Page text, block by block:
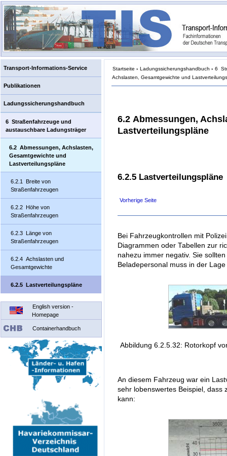
Transport-Informations-Service
Publikationen
Ladungssicherungshandbuch
6 Straßenfahrzeuge und
austauschbare Ladungsträger
6.2 Abmessungen, Achslasten,
Gesamtgewichte und
Lastverteilungspläne
6.2.1 Breite von
Straßenfahrzeugen
6.2.2 Höhe von
Straßenfahrzeugen
6.2.3 Länge von
Straßenfahrzeugen
6.2.4 Achslasten und
Gesamtgewichte
6.2.5 Lastverteilungspläne
English version -
Homepage
Containerhandbuch
Startseite › Ladungssicherungshandbuch › 6
Achslasten, Gesamtgewichte und
6.2 Abmessungen,
Lastverteilungspläne
6.2.5 Lastverteilungspläne
Vorherige Seite
Bei Fahrzeugkontrollen mit
Diagrammen oder Tabellen zur
nahezu immer negativ. Sie
Beladepersonal muss in der
Abbildung 6.2.5.32: Rotorkopf
An diesem Fahrzeug war ein
sehr lobenswertes Beispiel, dass
kann: